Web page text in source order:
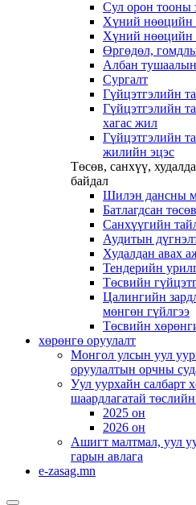
Сул орон тооны
Хүний нөөцийн
Хүний нөөцийн
Өргөдөл,
Албан
Сургалт
Гүйцэтгэлийн
Гүйцэтгэлийн
хагас жил
Гүйцэтгэлийн
жилийн эцэс
Төсөв, санхүү,
байдал
Шилэн дансны
Батлагдсан төсөв
Санхүүгийн
Аудитын
Худалдан авах
Тендерийн
Төсвийн
Цалингийн
мөнгөн гүйлгээ
Төсвийн
хөрөнгө оруулалт
Монгол улсын уул
оруулалтын орчны
Уул уурхайн салбарт
шаардлагатай
2025 он
2026 он
Ашигт малтмал, уул
гарын авлага
e-zasag.mn